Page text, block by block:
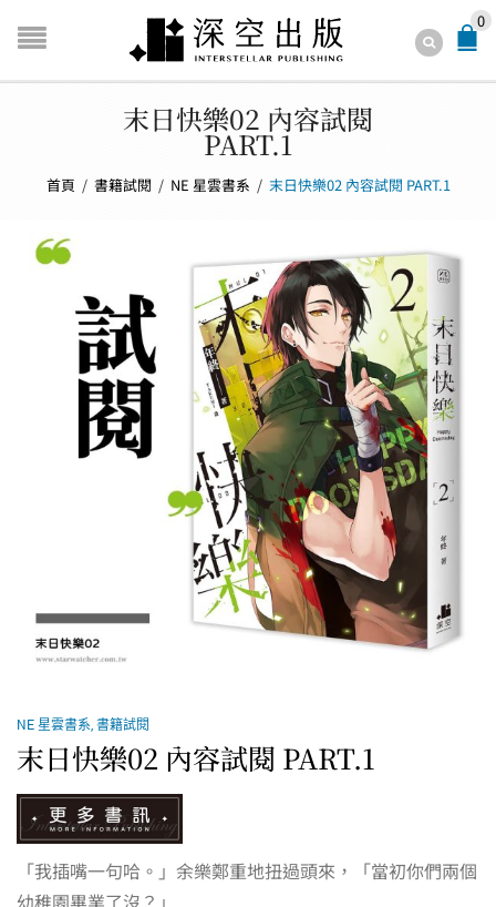
0
末日快樂02 內容試閱
PART.1
首頁 / 書籍試閱 / NE 星雲書系 / 末日快樂02 內容試閱 PART.1
NE 星雲書系 書籍試閱
末日快樂02 內容試閱 PART.1
「我插嘴一句哈。」余樂鄭重地扭過頭來，「當初你們兩個
幼稚園畢業了沒？」